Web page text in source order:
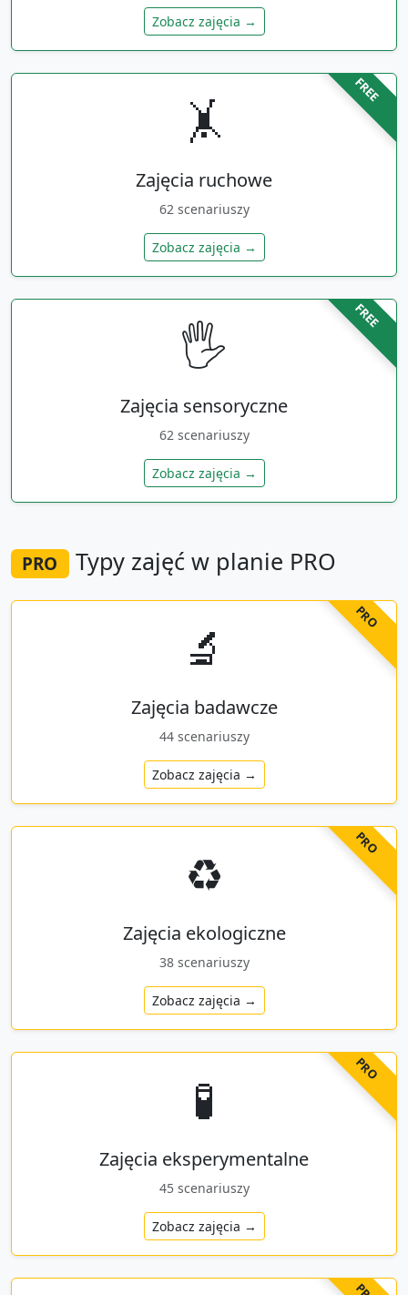
Zobacz zajęcia →
FREE
🤸
Zajęcia ruchowe
62scenariuszy
Zobacz zajęcia →
FREE
🖐️
Zajęcia sensoryczne
62scenariuszy
Zobacz zajęcia →
PRO Typy zajęć w planie PRO
PRO
🔬
Zajęcia badawcze
44scenariuszy
Zobacz zajęcia →
PRO
♻️
Zajęcia ekologiczne
38scenariuszy
Zobacz zajęcia →
PRO
🧪
Zajęcia eksperymentalne
45scenariuszy
Zobacz zajęcia →